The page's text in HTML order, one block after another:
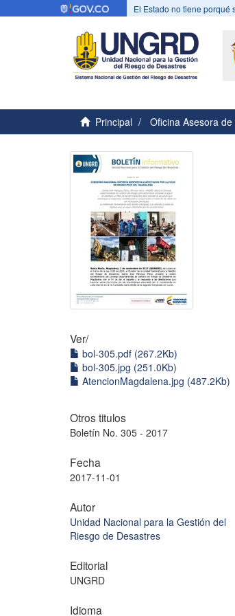
El Estado no tiene porqué
Principal
Oficina Asesora
Ver/
bol-305.pdf (267.2Kb)
bol-305.jpg (251.0Kb)
AtencionMagdalena.jpg (487.2Kb)
Otros titulos
Boletín No. 305 - 2017
Fecha
2017-11-01
Autor
Unidad Nacional para la Gestión del
Riesgo de Desastres
Editorial
UNGRD
Idioma